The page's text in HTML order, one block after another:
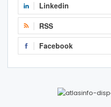
Linkedin
RSS
Facebook